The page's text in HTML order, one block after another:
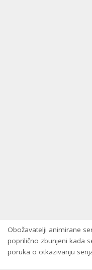
Obožavatelji animirane
poprilično zbunjeni kada
poruka o otkazivanju